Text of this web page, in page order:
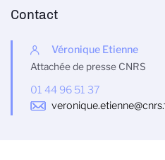
Contact
Véronique Etienne
Attachée de presse CNRS
01 44 96 51 37